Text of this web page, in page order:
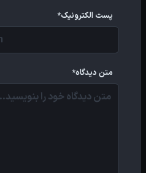
پست الکترونیک*
متن دیدگاه*